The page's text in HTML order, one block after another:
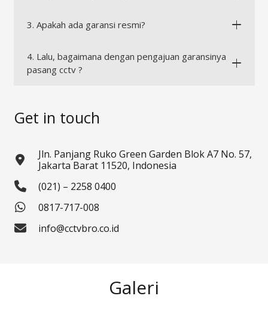
3. Apakah ada garansi resmi?
4. Lalu, bagaimana dengan pengajuan garansinya
pasang cctv ?
Get in touch
Jln. Panjang Ruko Green Garden Blok A7 No. 57,
Jakarta Barat 11520, Indonesia
(021) – 2258 0400
0817-717-008
info@cctvbro.co.id
Galeri